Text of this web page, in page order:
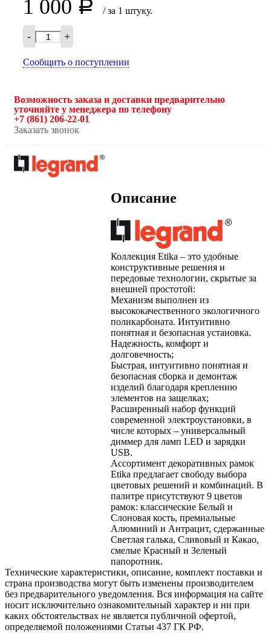
1 000 Р / за 1 штуку.
- +
Сообщить о поступлении
Возможность заказа и доставки предварительно
уточняйте у менеджера по телефону
+7 (861) 206-22-01
Заказать звонок
Описание
Коллекция Etika – это удобные
конструктивные решения и
передовые технологии, скрытые за
внешней простотой:
Механизм выполнен из
высококачественного экологичного
поликарбоната. Интуитивно
понятная и безопасная установка.
Надежность, комфорт и
долговечность;
Быстрая, интуитивно понятная и
безопасная сборка и демонтаж
изделий благодаря креплению
элементов на защелках;
Расширенный набор функций
современной электроустановки, в
числе которых – универсальный
диммер для ламп LED и зарядки
USB.
Ассортимент декоративных рамок
Etika предлагает свободу выбора
цветовых решений и комбинаций. В
палитре присутствуют 9 цветов
рамок: классические Белый и
Слоновая кость, премиальные
Алюминий и Антрацит, сдержанные
Светлая галька, Сливовый и Какао,
смелые Красный и Зеленый
папоротник.
Технические характеристики, описание, комплект поставки и
страна производства могут быть изменены производителем
без предварительного уведомления. Вся информация на сайте
носит исключительно ознакомительный характер и ни при
каких обстоятельствах не является публичной офертой,
определяемой положениями Статьи 437 ГК РФ.